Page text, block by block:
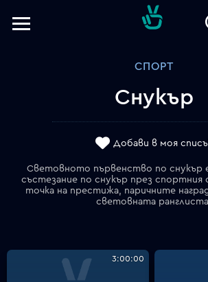
СПОРТ
Снукър
Добави в моя
Световното първенство по снукър
състезание по снукър през спортния
точка на престижа, паричните
световната
3:00:00